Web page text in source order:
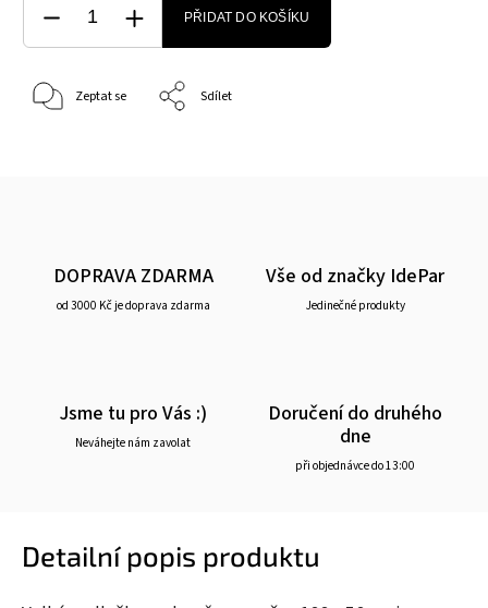
PŘIDAT DO KOŠÍKU
Zeptat se Sdílet
DOPRAVA ZDARMA
od 3000 Kč je doprava zdarma
Vše od značky IdePar
Jedinečné produkty
Jsme tu pro Vás :)
Neváhejte nám zavolat
Doručení do druhého
dne
při objednávce do 13:00
Detailní popis produktu